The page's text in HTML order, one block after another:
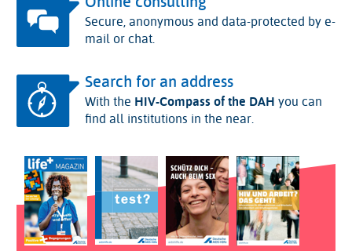
Secure, anonymous and data-protected by e-
mail or chat.
Search for an address
With the HIV-Compass of the DAH you can
find all institutions in the near.